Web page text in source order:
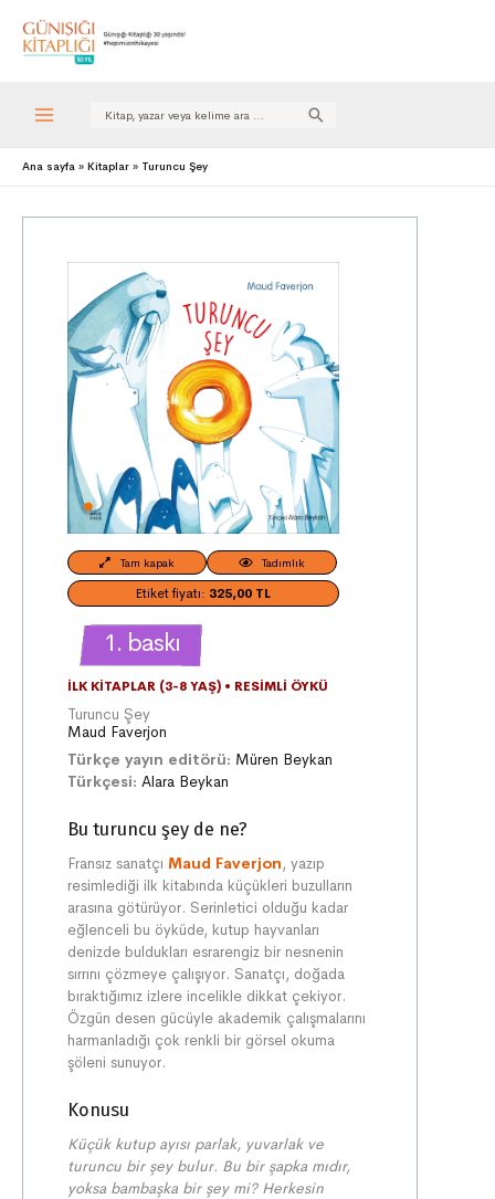
Search
Ana sayfa Kitaplar Turuncu Şey
Tam kapak Tadımlık
Etiket fiyatı: 325,00 TL
1. baskı
İLK KITAPLAR (3-8 YAŞ) • RESIMLI ÖYKÜ
Turuncu Şey
Maud Faverjon
Türkçe yayın editörü: Müren Beykan
Türkçesi: Alara Beykan
Bu turuncu şey de ne?
Fransız sanatçı Maud Faverjon, yazıp
resimlediği ilk kitabında küçükleri buzulların
arasına götürüyor. Serinletici olduğu kadar
eğlenceli bu öyküde, kutup hayvanları
denizde buldukları esrarengiz bir nesnenin
sırrını çözmeye çalışıyor. Sanatçı, doğada
bıraktığımız izlere incelikle dikkat çekiyor.
Özgün desen gücüyle akademik çalışmalarını
harmanladığı çok renkli bir görsel okuma
şöleni sunuyor.
Konusu
Küçük kutup ayısı parlak, yuvarlak ve
turuncu bir şey bulur. Bu bir şapka mıdır,
yoksa bambaşka bir şey mi? Herkesin